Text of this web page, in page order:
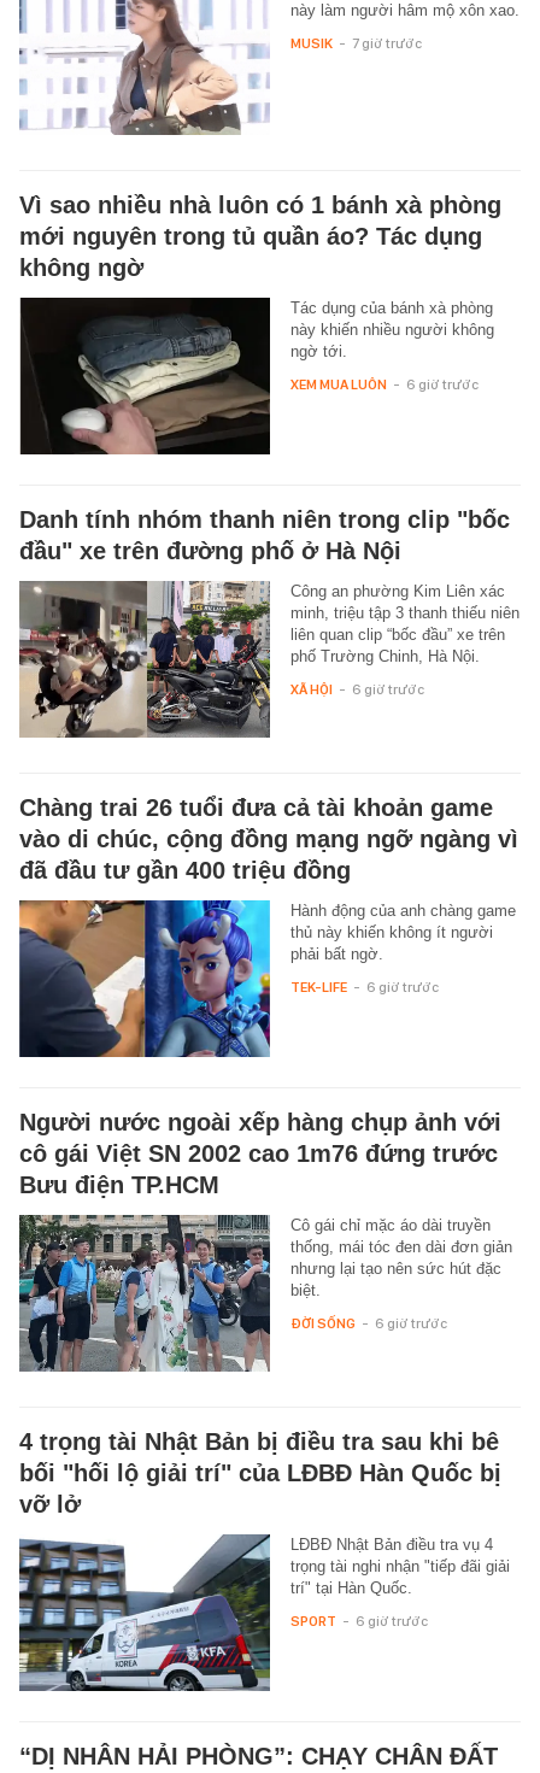
này làm người hâm mộ xôn xao.
MUSIK - 7 giờ trước
Vì sao nhiều nhà luôn có 1 bánh xà phòng
mới nguyên trong tủ quần áo? Tác dụng
không ngờ
Tác dụng của bánh xà phòng
này khiến nhiều người không
ngờ tới.
XEM MUA LUÔN - 6 giờ trước
Danh tính nhóm thanh niên trong clip "bốc
đầu" xe trên đường phố ở Hà Nội
Công an phường Kim Liên xác
minh, triệu tập 3 thanh thiếu niên
liên quan clip “bốc đầu” xe trên
phố Trường Chinh, Hà Nội.
XÃ HỘI - 6 giờ trước
Chàng trai 26 tuổi đưa cả tài khoản game
vào di chúc, cộng đồng mạng ngỡ ngàng vì
đã đầu tư gần 400 triệu đồng
Hành động của anh chàng game
thủ này khiến không ít người
phải bất ngờ.
TEK-LIFE - 6 giờ trước
Người nước ngoài xếp hàng chụp ảnh với
cô gái Việt SN 2002 cao 1m76 đứng trước
Bưu điện TP.HCM
Cô gái chỉ mặc áo dài truyền
thống, mái tóc đen dài đơn giản
nhưng lại tạo nên sức hút đặc
biệt.
ĐỜI SỐNG - 6 giờ trước
4 trọng tài Nhật Bản bị điều tra sau khi bê
bối "hối lộ giải trí" của LĐBĐ Hàn Quốc bị
vỡ lở
LĐBĐ Nhật Bản điều tra vụ 4
trọng tài nghi nhận "tiếp đãi giải
trí" tại Hàn Quốc.
SPORT - 6 giờ trước
“DỊ NHÂN HẢI PHÒNG”: CHẠY CHÂN ĐẤT